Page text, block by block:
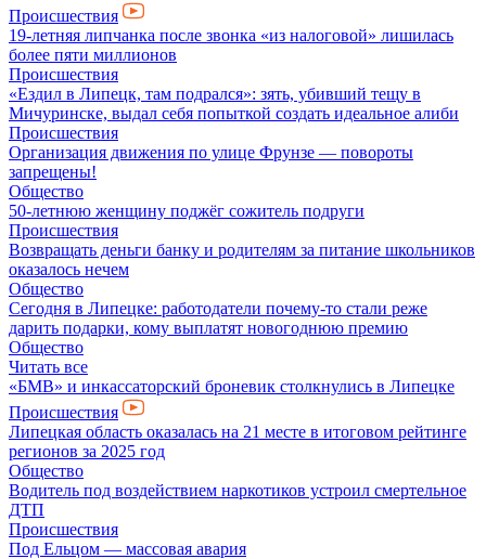
Происшествия
19-летняя липчанка после звонка «из налоговой» лишилась
более пяти миллионов
Происшествия
«Ездил в Липецк, там подрался»: зять, убивший тещу в
Мичуринске, выдал себя попыткой создать идеальное алиби
Происшествия
Организация движения по улице Фрунзе — повороты
запрещены!
Общество
50-летнюю женщину поджёг сожитель подруги
Происшествия
Возвращать деньги банку и родителям за питание школьников
оказалось нечем
Общество
Сегодня в Липецке: работодатели почему-то стали реже
дарить подарки, кому выплатят новогоднюю премию
Общество
Читать все
«БМВ» и инкассаторский броневик столкнулись в Липецке
Происшествия
Липецкая область оказалась на 21 месте в итоговом рейтинге
регионов за 2025 год
Общество
Водитель под воздействием наркотиков устроил смертельное
ДТП
Происшествия
Под Ельцом — массовая авария